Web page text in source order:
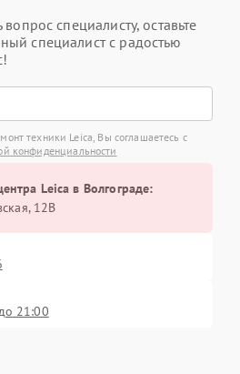
вопрос специалисту, оставьте
специалист с радостью
техники Leica, Вы соглашаетесь с
конфиденциальности
Leica в Волгограде:
12В
21:00